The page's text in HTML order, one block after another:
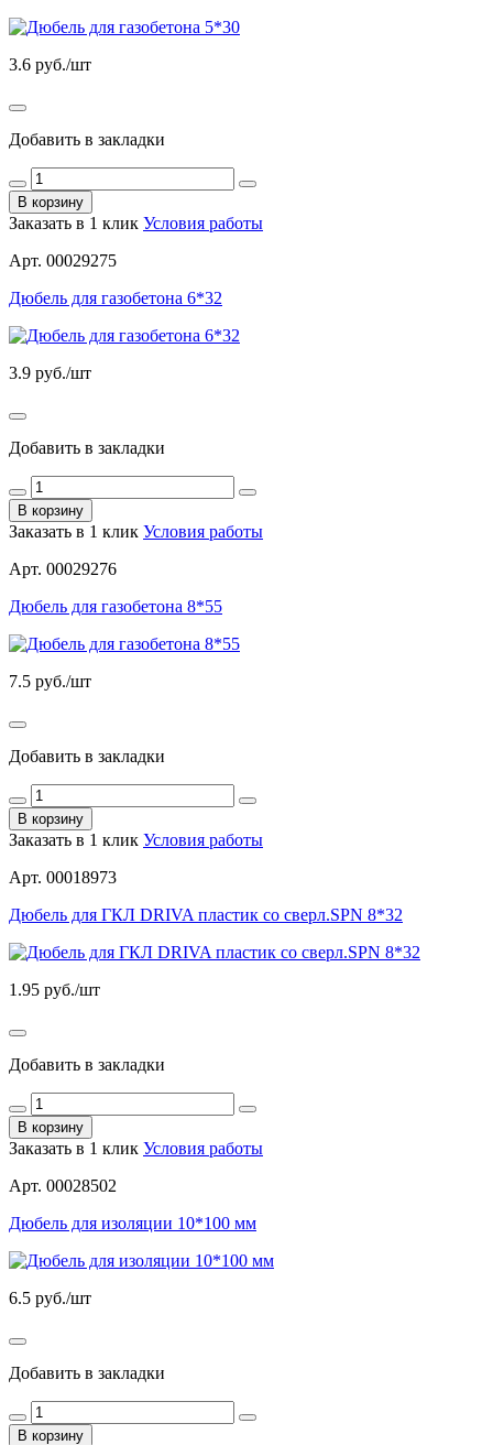
3.6 руб./шт
Добавить в закладки
В корзину
Заказать в 1 клик Условия работы
Арт. 00029275
Дюбель для газобетона 6*32
3.9 руб./шт
Добавить в закладки
В корзину
Заказать в 1 клик Условия работы
Арт. 00029276
Дюбель для газобетона 8*55
7.5 руб./шт
Добавить в закладки
В корзину
Заказать в 1 клик Условия работы
Арт. 00018973
Дюбель для ГКЛ DRIVA пластик со сверл.SPN 8*32
1.95 руб./шт
Добавить в закладки
В корзину
Заказать в 1 клик Условия работы
Арт. 00028502
Дюбель для изоляции 10*100 мм
6.5 руб./шт
Добавить в закладки
В корзину